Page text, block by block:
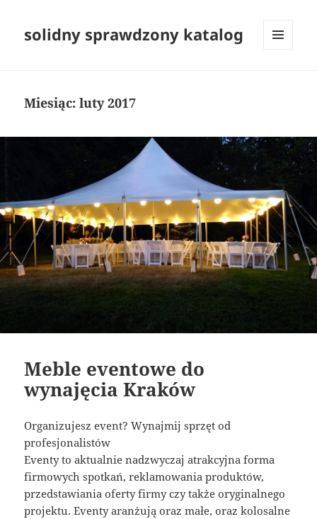
solidny sprawdzony katalog
Miesiąc:luty 2017
Meble eventowe do
wynajęcia Kraków
Organizujesz event? Wynajmij sprzęt od
profesjonalistów
Eventy to aktualnie nadzwyczaj atrakcyjna forma
firmowych spotkań, reklamowania produktów,
przedstawiania oferty firmy czy także oryginalnego
projektu. Eventy aranżują oraz małe, oraz kolosalne